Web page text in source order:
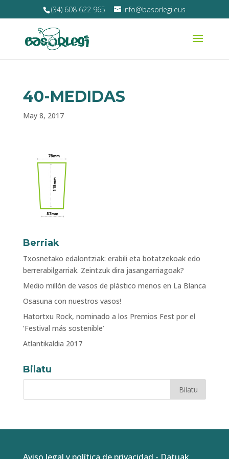
(34) 608 622 965 info@basorlegi.eus
40-MEDIDAS
May 8, 2017
Berriak
Txosnetako edalontziak: erabili eta botatzekoak edo
berrerabilgarriak. Zeintzuk dira jasangarriagoak?
Medio millón de vasos de plástico menos en La Blanca
Osasuna con nuestros vasos!
Hatortxu Rock, nominado a los Premios Fest por el
‘Festival más sostenible’
Atlantikaldia 2017
Bilatu